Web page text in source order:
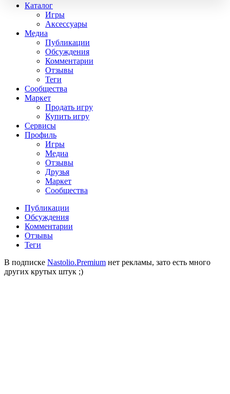
Каталог
Игры
Аксессуары
Медиа
Публикации
Обсуждения
Комментарии
Отзывы
Теги
Сообщества
Маркет
Продать игру
Купить игру
Сервисы
Профиль
Игры
Медиа
Отзывы
Друзья
Маркет
Сообщества
Публикации
Обсуждения
Комментарии
Отзывы
Теги
В подписке Nastolio.Premium нет рекламы, зато есть много
других крутых штук ;)